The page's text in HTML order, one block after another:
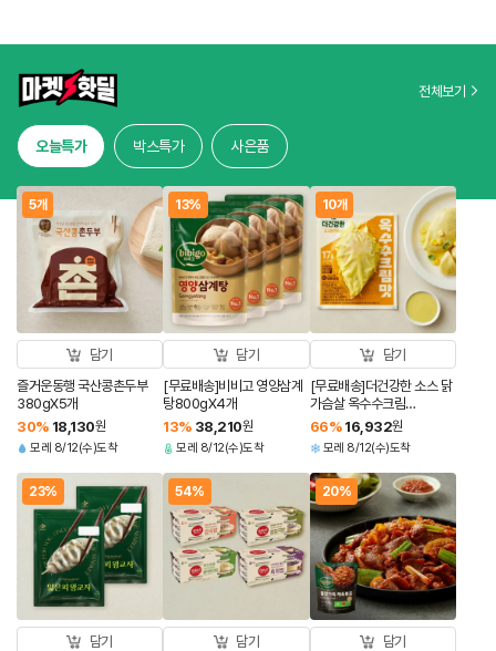
전체보기
오늘특가 박스특가 사은품
5개
담기
즐거운동행 국산콩촌두부
380gX5개
30% 18,130원
모레 8/12(수)도착
13%
담기
[무료배송]비비고 영양삼계
탕800gX4개
13% 38,210원
모레 8/12(수)도착
10개
담기
[무료배송]더건강한 소스 닭
가슴살 옥수수크림
100gX10개
66% 16,932원
모레 8/12(수)도착
23%
담기
54%
담기
20%
담기